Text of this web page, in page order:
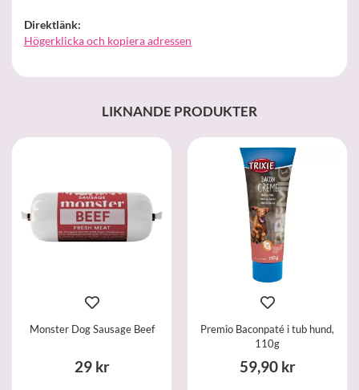
Direktlänk:
Högerklicka och kopiera adressen
LIKNANDE PRODUKTER
Monster Dog Sausage Beef
29 kr
Premio Baconpaté i tub hund,
110g
59,90 kr